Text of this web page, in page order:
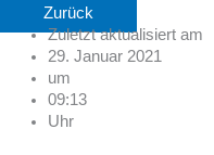
Zurück
Zuletzt aktualisiert am
29. Januar 2021
um
09:13
Uhr